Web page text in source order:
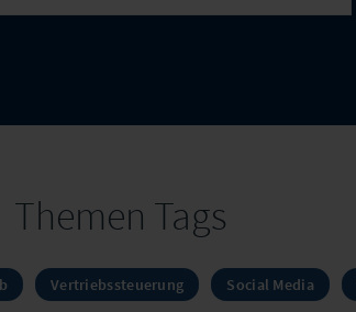
Themen Tags
Vertriebssteuerung Social Media